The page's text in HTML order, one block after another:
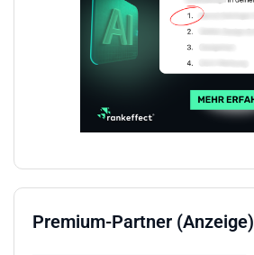
Premium-Partner (Anzeige)